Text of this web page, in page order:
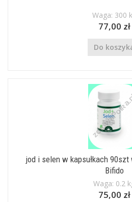
Waga: 300
77,00 zł
Do
jod i selen w kapsułkach
Bifido
Waga: 0.2
75,00 zł